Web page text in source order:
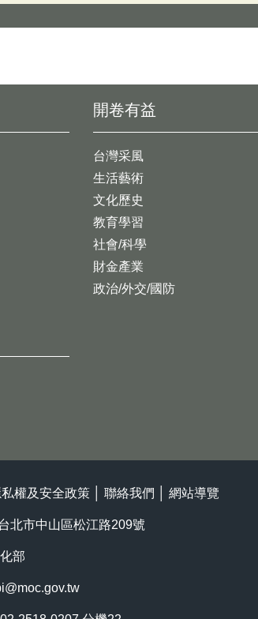
開卷有益
台灣采風
生活藝術
文化歷史
教育學習
社會/科學
財金產業
政治/外交/國防
私權及安全政策 聯絡我們 網站導覽
北市中山區松江路209號
部